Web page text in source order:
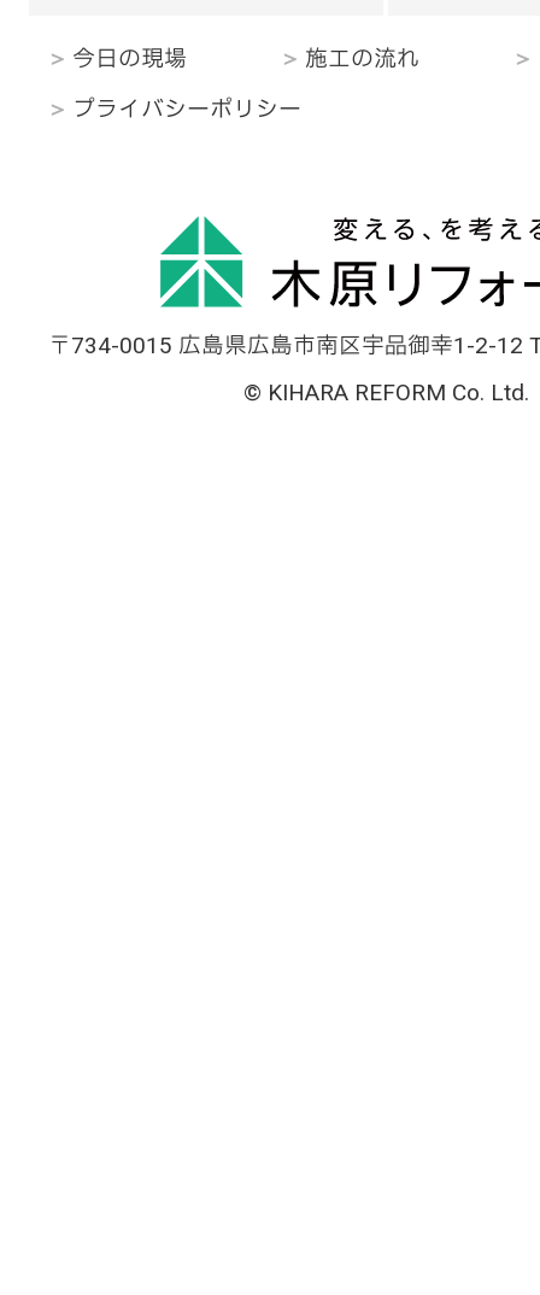
今日の現場 施工の流れ
プライバシーポリシー
〒734-0015 広島県広島市南区宇品御幸1-2-12
© KIHARA REFORM Co. Ltd.